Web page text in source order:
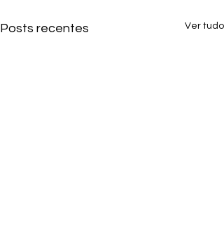
Posts recentes Ver tudo